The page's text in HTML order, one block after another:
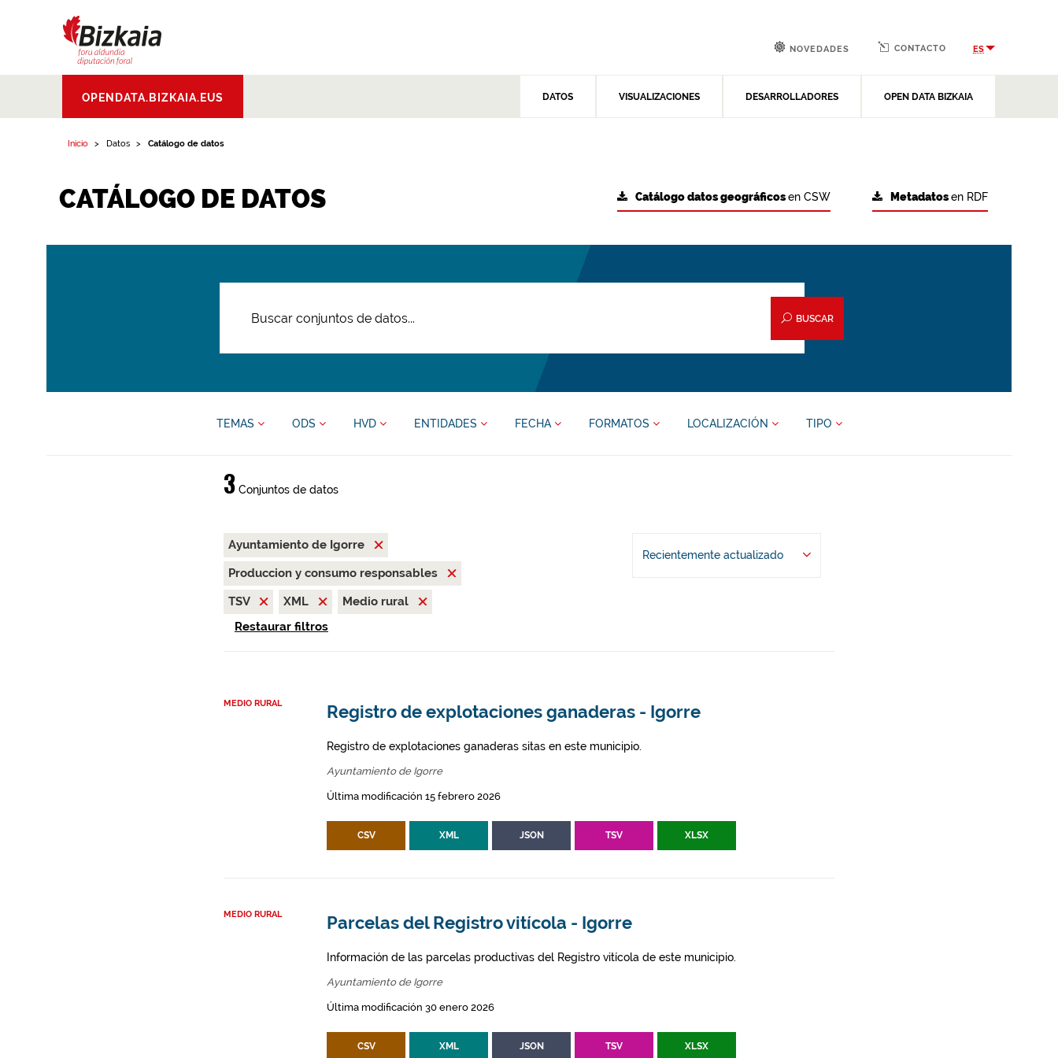
Aldundia.Diputacion
Foral de Bizkaia
OPENDATA.BIZKAIA.EUS DATOS VISUALIZACIONES DESARROLLADORES OPEN DATA BIZKAIA
NOVEDADES CONTACTO ES
Inicio Datos Catálogo de datos
CATÁLOGO DE DATOS Metadatosen RDF
Catálogo datos geográficosen CSW
BUSCAR
TEMAS ODS HVD ENTIDADES FECHA FORMATOS LOCALIZACIÓN TIPO
3Conjuntos de datos
Ayuntamiento de Igorre
Produccion y consumo responsables
TSV
XML
Medio rural
Restaurar filtros
Recientemente actualizado
MEDIO RURAL Registro de explotaciones ganaderas - Igorre
Registro de explotaciones ganaderas sitas en este municipio.
Ayuntamiento de Igorre
Última modificación 15 febrero 2026
CSV XML JSON TSV XLSX
MEDIO RURAL Parcelas del Registro vitícola - Igorre
Información de las parcelas productivas del Registro vitícola de este municipio.
Ayuntamiento de Igorre
Última modificación 30 enero 2026
CSV XML JSON TSV XLSX